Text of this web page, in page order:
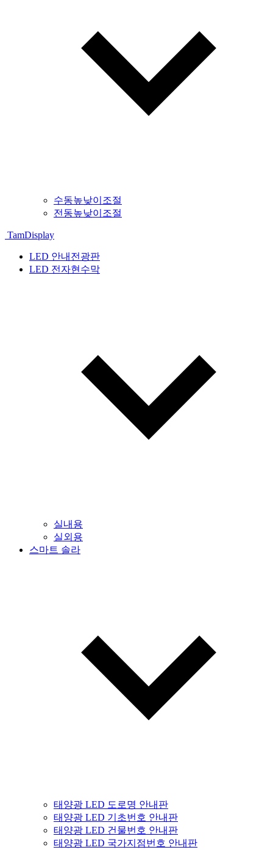
수동높낮이조절
전동높낮이조절
TamDisplay
LED 안내전광판
LED 전자현수막
실내용
실외용
스마트 솔라
태양광 LED 도로명 안내판
태양광 LED 기초번호 안내판
태양광 LED 건물번호 안내판
태양광 LED 국가지점번호 안내판